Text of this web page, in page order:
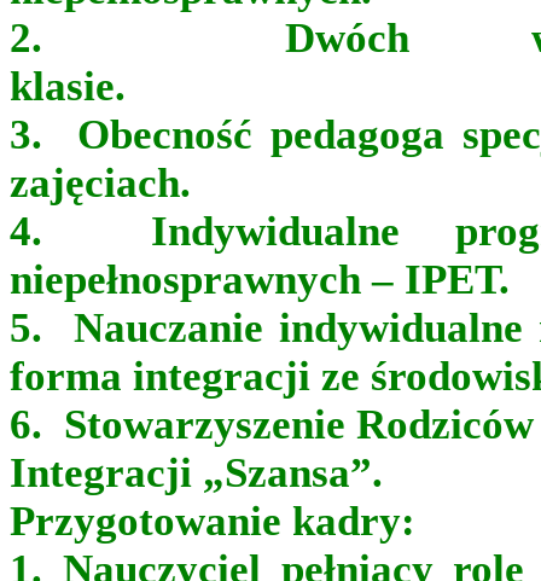
2. Dwóch
3. Obecność pedagoga
zajęciach.
4. Indywidualne
niepełnosprawnych – IPET.
5. Nauczanie indywidualne
forma integracji ze
6. Stowarzyszenie
Integracji „Szansa”.
Przygotowanie kadry:
1. Nauczyciel pełniący role